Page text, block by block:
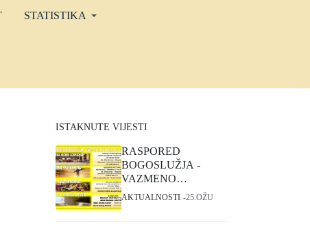
STATISTIKA
ISTAKNUTE VIJESTI
RASPORED
BOGOSLUŽJA -
VAZMENO
TRODNEVLJE I
AKTUALNOSTI 25.OŽU